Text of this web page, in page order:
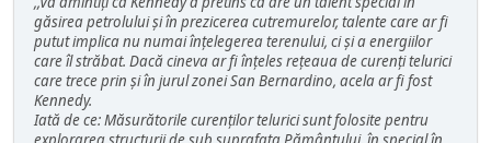
găsirea petrolului și în prezicerea cutremurelor, talente care ar fi
putut implica nu numai înțelegerea terenului, ci și a energiilor
care îl străbat. Dacă cineva ar fi înțeles rețeaua de curenți telurici
care trece prin și în jurul zonei San Bernardino, acela ar fi fost
Kennedy.
Iată de ce: Măsurătorile curenților telurici sunt folosite pentru